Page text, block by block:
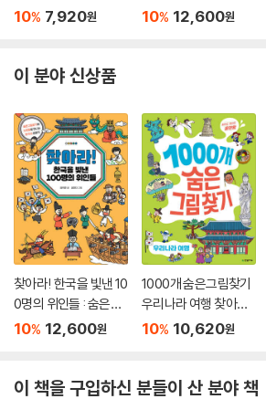
10% 7,920원
림찾기와 노랫말로 만
10% 12,600원
이 분야 신상품
찾아라! 한국을 빛낸 10
0명의 위인들 : 숨은그
림찾기와 노랫말로 만
10% 12,600원
1000개 숨은그림찾기
우리나라 여행 찾아도
찾아도 끝판왕
10% 10,620원
이 책을 구입하신 분들이 산 분야 책